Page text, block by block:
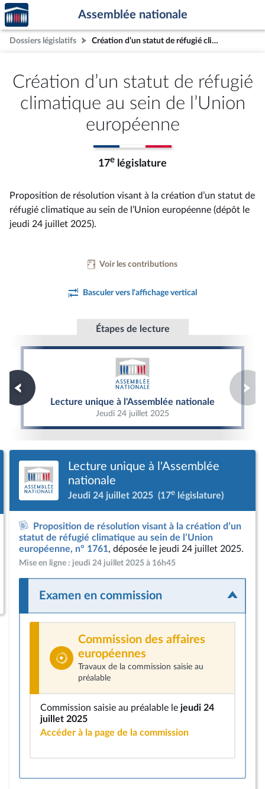
Aller au contenu
Aller en bas de la page
Accèder
à la
page
d'accueil
Assemblée nationale
Dossiers législatifs Création d’un statut de réfugié climatique au sein de l’Union européenne
Création d’un statut de réfugié
climatique au sein de l’Union
européenne
17e législature
Proposition de résolution visant à la création d’un statut de
réfugié climatique au sein de l’Union européenne (dépôt le
jeudi 24 juillet 2025).
Voir les contributions
Basculer vers l'affichage vertical
Étapes de lecture
Lecture unique à l'Assemblée nationale
Jeudi 24 juillet 2025
Lecture unique à l'Assemblée nationale
Lecture unique à l'Assemblée
nationale
Jeudi 24 juillet 2025 (17elégislature)
Proposition de résolution visant à la création d’un
statut de réfugié climatique au sein de l’Union
européenne, n° 1761, déposée le jeudi 24 juillet 2025.
Mise en ligne : jeudi 24 juillet 2025 à 16h45
Examen en commission
Commission des affaires
européennes
Travaux de la commission saisie au
préalable
Commission saisie au préalable le jeudi 24
juillet 2025
Accéder à la page de la commission